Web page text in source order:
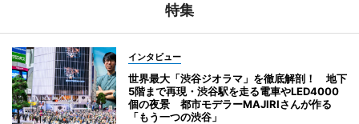
特集
インタビュー
世界最大「渋谷ジオラマ」を徹底解剖！ 地下
5階まで再現・渋谷駅を走る電車やLED4000
個の夜景 都市モデラーMAJIRIさんが作る
「もう一つの渋谷」